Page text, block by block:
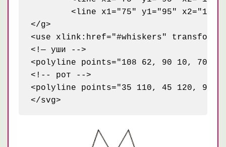
</g>
<use xlink:href="#whiskers"
<!— уши -->
<polyline points="108 62, 90 10, 70
<!-- рот -->
<polyline points="35 110, 45 120,